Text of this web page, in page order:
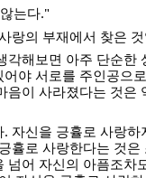
는다."
랑의 부재에서 찾은
각해보면 아주 단순한
야 서로를 주인공으
음이 사라졌다는 것은
자신을 긍휼로 사랑
휼로 사랑한다는 것
넘어 자신의 아픔조차